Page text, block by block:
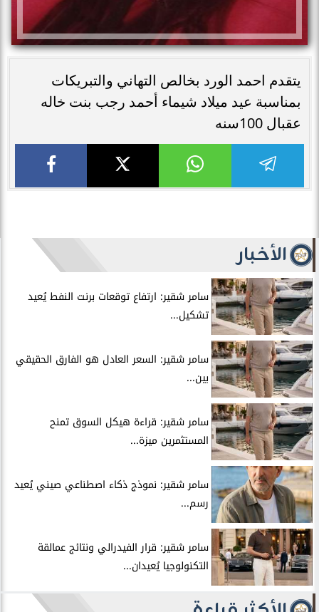
يتقدم احمد الورد بخالص التهاني والتبريكات
بمناسبة عيد ميلاد شيماء أحمد رجب بنت خاله
عقبال 100سنه
الأخبار
سامر شقير: ارتفاع توقعات برنت النفط يُعيد
تشكيل...
سامر شقير: السعر العادل هو الفارق الحقيقي
بين...
سامر شقير: قراءة هيكل السوق تمنح
المستثمرين ميزة...
سامر شقير: نموذج ذكاء اصطناعي صيني يُعيد
رسم...
سامر شقير: قرار الفيدرالي ونتائج عمالقة
التكنولوجيا يُعيدان...